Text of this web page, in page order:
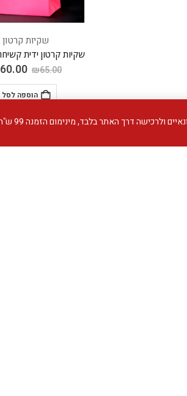
שקיות קרטון
₪65.00
60.00
הוספה לסל
בלבד, מינימום הזמנה 99 ש"ח. אין חנות פיזית, אך ניתן לבצע איסוף עצמי מהמחסנים.